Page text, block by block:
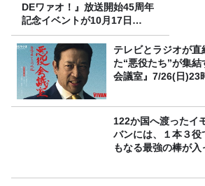
DEワァオ！』放送開始45周年
記念イベントが10月17日
（土）に開催決定！本日より
FC先行受付スタート！テレビとラジオが
た“悪役たち”が集
会議室』7/26(日)23
122か国へ渡ったイ
バンには、１本３
もなる最強の棒が入